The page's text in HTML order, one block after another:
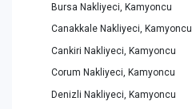
Bursa Nakliyeci, Kamyoncu
Canakkale Nakliyeci, Kamyoncu
Cankiri Nakliyeci, Kamyoncu
Corum Nakliyeci, Kamyoncu
Denizli Nakliyeci, Kamyoncu